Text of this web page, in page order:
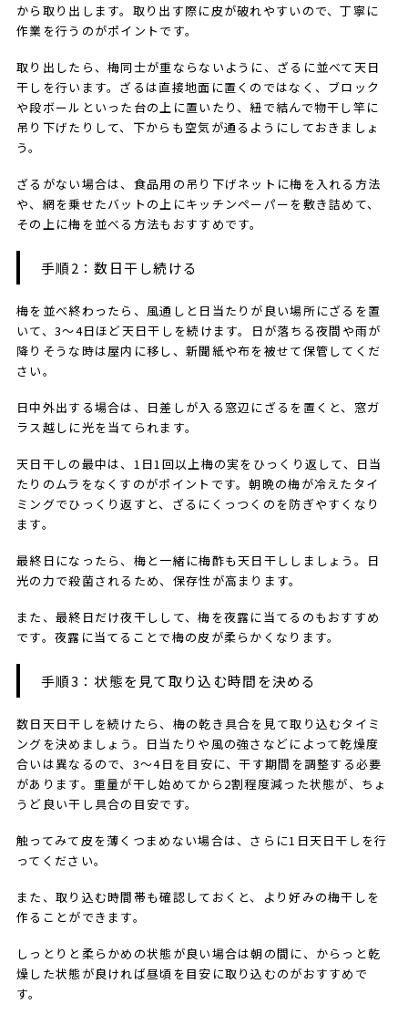
から取り出します。取り出す際に皮が破れやすいので、丁寧に
作業を行うのがポイントです。
取り出したら、梅同士が重ならないように、ざるに並べて天日
干しを行います。ざるは直接地面に置くのではなく、ブロック
や段ボールといった台の上に置いたり、紐で結んで物干し竿に
吊り下げたりして、下からも空気が通るようにしておきましょ
う。
ざるがない場合は、食品用の吊り下げネットに梅を入れる方法
や、網を乗せたバットの上にキッチンペーパーを敷き詰めて、
その上に梅を並べる方法もおすすめです。
手順2：数日干し続ける
梅を並べ終わったら、風通しと日当たりが良い場所にざるを置
いて、3～4日ほど天日干しを続けます。日が落ちる夜間や雨が
降りそうな時は屋内に移し、新聞紙や布を被せて保管してくだ
さい。
日中外出する場合は、日差しが入る窓辺にざるを置くと、窓ガ
ラス越しに光を当てられます。
天日干しの最中は、1日1回以上梅の実をひっくり返して、日当
たりのムラをなくすのがポイントです。朝晩の梅が冷えたタイ
ミングでひっくり返すと、ざるにくっつくのを防ぎやすくなり
ます。
最終日になったら、梅と一緒に梅酢も天日干ししましょう。日
光の力で殺菌されるため、保存性が高まります。
また、最終日だけ夜干しして、梅を夜露に当てるのもおすすめ
です。夜露に当てることで梅の皮が柔らかくなります。
手順3：状態を見て取り込む時間を決める
数日天日干しを続けたら、梅の乾き具合を見て取り込むタイミ
ングを決めましょう。日当たりや風の強さなどによって乾燥度
合いは異なるので、3～4日を目安に、干す期間を調整する必要
があります。重量が干し始めてから2割程度減った状態が、ちょ
うど良い干し具合の目安です。
触ってみて皮を薄くつまめない場合は、さらに1日天日干しを行
ってください。
また、取り込む時間帯も確認しておくと、より好みの梅干しを
作ることができます。
しっとりと柔らかめの状態が良い場合は朝の間に、からっと乾
燥した状態が良ければ昼頃を目安に取り込むのがおすすめで
す。